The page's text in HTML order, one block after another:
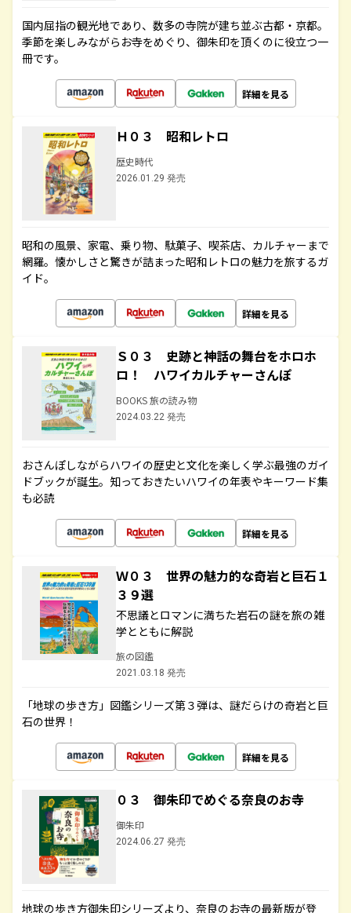
国内屈指の観光地であり、数多の寺院が建ち並ぶ古都・京都。
季節を楽しみながらお寺をめぐり、御朱印を頂くのに役立つ一
冊です。
詳細を見る
Ｈ０３ 昭和レトロ
歴史時代
2026.01.29 発売
昭和の風景、家電、乗り物、駄菓子、喫茶店、カルチャーまで
網羅。懐かしさと驚きが詰まった昭和レトロの魅力を旅するガ
イド。
詳細を見る
Ｓ０３ 史跡と神話の舞台をホロホ
ロ！ ハワイカルチャーさんぽ
BOOKS 旅の読み物
2024.03.22 発売
おさんぽしながらハワイの歴史と文化を楽しく学ぶ最強のガイ
ドブックが誕生。知っておきたいハワイの年表やキーワード集
も必読
詳細を見る
Ｗ０３ 世界の魅力的な奇岩と巨石１
３９選
不思議とロマンに満ちた岩石の謎を旅の雑
学とともに解説
旅の図鑑
2021.03.18 発売
「地球の歩き方」図鑑シリーズ第３弾は、謎だらけの奇岩と巨
石の世界！
詳細を見る
０３ 御朱印でめぐる奈良のお寺
御朱印
2024.06.27 発売
地球の歩き方御朱印シリーズより、奈良のお寺の最新版が登